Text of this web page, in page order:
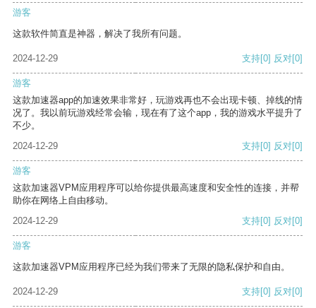
游客
这款软件简直是神器，解决了我所有问题。
2024-12-29 支持[0] 反对[0]
游客
这款加速器app的加速效果非常好，玩游戏再也不会出现卡顿、掉线的情
况了。我以前玩游戏经常会输，现在有了这个app，我的游戏水平提升了
不少。
2024-12-29
支持[0] 反对[0]
游客
这款加速器VPM应用程序可以给你提供最高速度和安全性的连接，并帮
助你在网络上自由移动。
2024-12-29
支持[0] 反对[0]
游客
这款加速器VPM应用程序已经为我们带来了无限的隐私保护和自由。
2024-12-29 支持[0] 反对[0]